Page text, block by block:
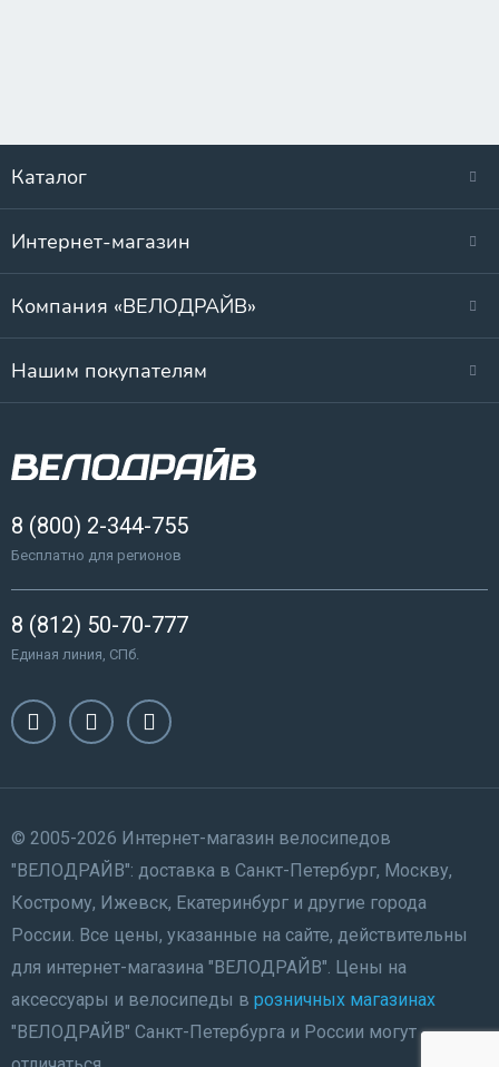
Каталог
Интернет-магазин
Компания «ВЕЛОДРАЙВ»
Нашим покупателям
8 (800) 2-344-755
Бесплатно для регионов
8 (812) 50-70-777
Единая линия, СПб.
© 2005-2026 Интернет-магазин велосипедов
"ВЕЛОДРАЙВ": доставка в Санкт-Петербург, Москву,
Кострому, Ижевск, Екатеринбург и другие города
России. Все цены, указанные на сайте, действительны
для интернет-магазина "ВЕЛОДРАЙВ". Цены на
аксессуары и велосипеды в розничных магазинах
"ВЕЛОДРАЙВ" Санкт-Петербурга и России могут